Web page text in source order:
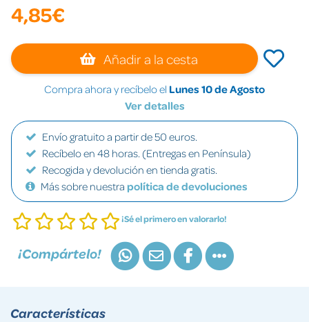
4,85€
Añadir a la cesta
Compra ahora y recíbelo el Lunes 10 de Agosto
Ver detalles
Envío gratuito a partir de 50 euros.
Recíbelo en 48 horas. (Entregas en Península)
Recogida y devolución en tienda gratis.
Más sobre nuestra política de devoluciones
¡Sé el primero en valorarlo!
¡Compártelo!
Características